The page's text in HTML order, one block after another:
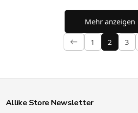
Mehr anzeigen
1 2 3
Allike Store Newsletter